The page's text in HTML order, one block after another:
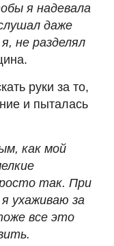
я надевала
даже
не разделял
руки за то,
и пыталась
как мой
так. При
ухаживаю за
все это